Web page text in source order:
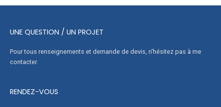
UNE QUESTION / UN PROJET
Pour tous renseignements et demande de devis, n'hésitez pas à me
contacter.
RENDEZ-VOUS